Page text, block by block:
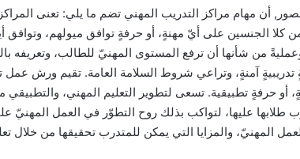
أن مهام مراكز التدريب المهني تضم ما يلي: تعنى
كلا الجنسين على أيّ مهنةٍ، أو حرفةٍ توافق ميولهم، وتوافق
من شأنها أن ترفع المستوى المهنيّ للطالب، وتعريفه
تدريبيةٍ آمنةٍ، وتراعي شروط السلامة العامة. تقيم ورش
أو حرفةٍ تطبيقية. تسعى لتطوير التعليم المهني،
طلابها عليها، لتواكب بذلك روح التطوّر في العمل المهنيّ
المهنيّ، والمزايا التي يمكن للمتدرب تحقيقها من خلال